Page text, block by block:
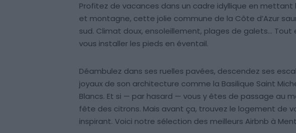
Profitez de vacances dans un cadre idyllique en mettant
et montagne, cette jolie commune de la Côte d’Azur
sud. Climat doux, ensoleillement, plages de galets… Tout
vous installer les pieds en éventail.
Déambulez dans ses ruelles pavées, descendez ses
joyaux de son architecture comme la Basilique Saint
Blancs. Et si — par hasard — vous y êtes de passage au
fête des citrons. Mais avant ça, trouvez le logement de
inspirant. Voici notre sélection des meilleurs Airbnb à